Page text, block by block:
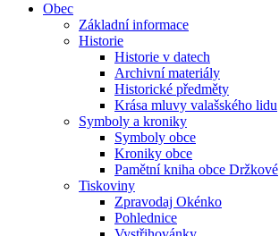
Obec
Základní informace
Historie
Historie v datech
Archivní materiály
Historické předměty
Krása mluvy valašského lidu
Symboly a kroniky
Symboly obce
Kroniky obce
Pamětní kniha obce Držkové
Tiskoviny
Zpravodaj Okénko
Pohlednice